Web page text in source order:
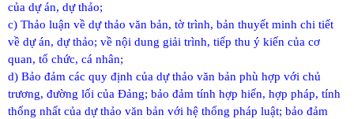
của dự án, dự thảo;
c) Thảo luận về dự thảo văn bản, tờ trình, bản thuyết minh chi tiết
về dự án, dự thảo; về nội dung giải trình, tiếp thu ý kiến của cơ
quan, tổ chức, cá nhân;
d) Bảo đảm các quy định của dự thảo văn bản phù hợp với chủ
trương, đường lối của Đảng; bảo đảm tính hợp hiến, hợp pháp, tính
thống nhất của dự thảo văn bản với hệ thống pháp luật; bảo đảm